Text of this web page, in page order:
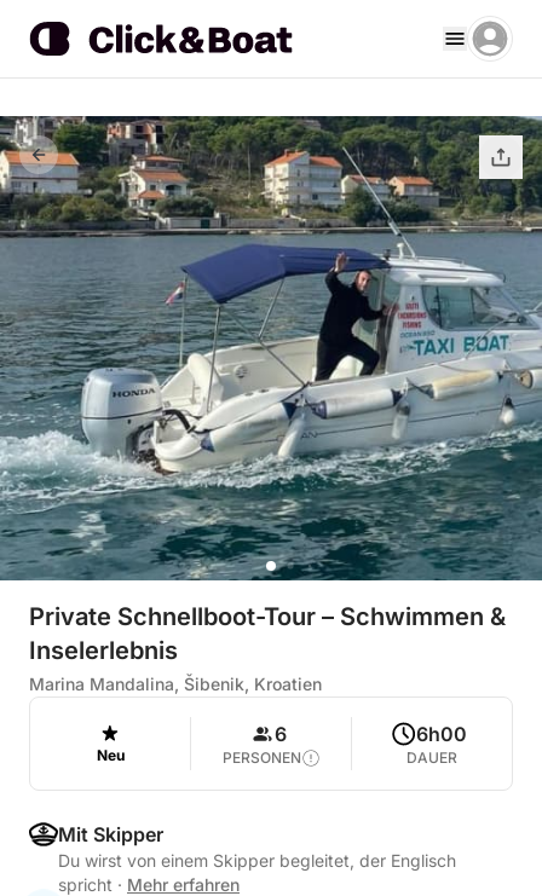
Private Schnellboot-Tour – Schwimmen &
Inselerlebnis
Marina Mandalina, Šibenik, Kroatien
Neu
6
PERSONEN
6h00
DAUER
Mit Skipper
Du wirst von einem Skipper begleitet, der Englisch
spricht · Mehr erfahren